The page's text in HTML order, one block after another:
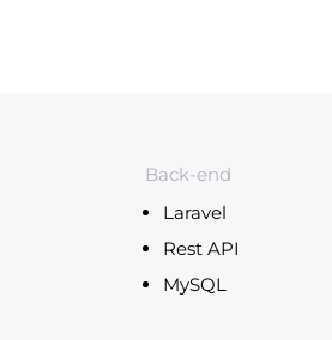
Back-end
Laravel
Rest API
MySQL